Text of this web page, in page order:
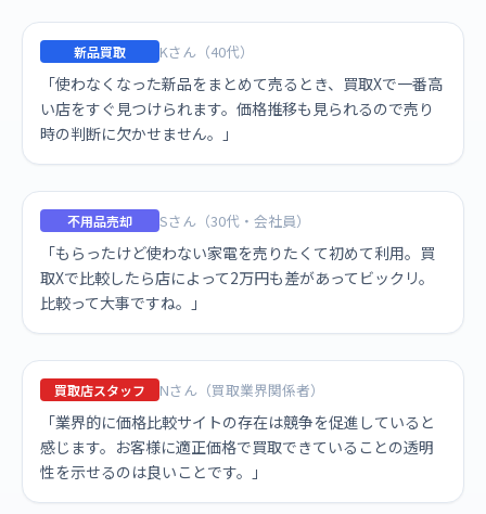
新品買取 Kさん（40代）
「使わなくなった新品をまとめて売るとき、買取Xで一番高
い店をすぐ見つけられます。価格推移も見られるので売り
時の判断に欠かせません。」
不用品売却 Sさん（30代・会社員）
「もらったけど使わない家電を売りたくて初めて利用。買
取Xで比較したら店によって2万円も差があってビックリ。
比較って大事ですね。」
買取店スタッフ Nさん（買取業界関係者）
「業界的に価格比較サイトの存在は競争を促進していると
感じます。お客様に適正価格で買取できていることの透明
性を示せるのは良いことです。」